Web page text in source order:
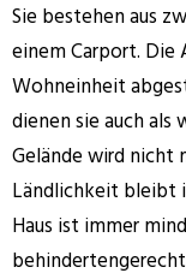
Sie bestehen aus
einem Carport.
Wohneinheit
dienen sie auch als
Gelände wird nicht
Ländlichkeit bleibt
Haus ist immer